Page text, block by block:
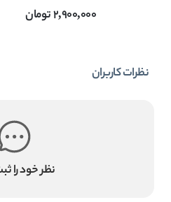
2,900,000تومان
نظرات کاربران
نظر خود را